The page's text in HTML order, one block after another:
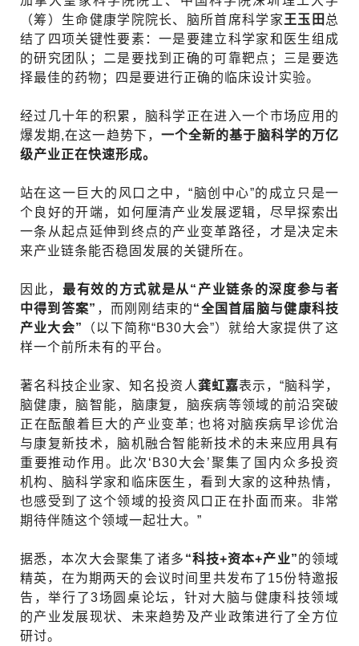
（筹）生命健康学院院长、脑所首席科学家 王玉田 总
结了四项关键性要素：一是要建立科学家和医生组成
的研究团队；二是要找到正确的可靠靶点；三是要选
择最佳的药物；四是要进行正确的临床设计实验。
经过几十年的积累，脑科学正在进入一个市场应用的
爆发期,在这一趋势下， 一个全新的基于脑科学的万亿
级产业正在快速形成。
站在这一巨大的风口之中，“脑创中心”的成立只是一
个良好的开端，如何厘清产业发展逻辑，尽早探索出
一条从起点延伸到终点的产业变革路径，才是决定未
来产业链条能否稳固发展的关键所在。
因此，最有效的方式就是从“产业链条的深度参与者
中得到答案” ，而刚刚结束的“全国首届脑与健康科技
产业大会”
（以下简称“B30大会”）就给大家提供了这
样一个前所未有的平台。
著名科技企业家、知名投资人龚虹嘉表示，“脑科学，
脑健康，脑智能，脑康复，脑疾病等领域的前沿突破
正在酝酿着巨大的产业变革; 也将对脑疾病早诊优治
与康复新技术，脑机融合智能新技术的未来应用具有
重要推动作用。此次‘B30大会’聚集了国内众多投资
机构、脑科学家和临床医生，看到大家的这种热情，
也感受到了这个领域的投资风口正在扑面而来。非常
期待伴随这个领域一起壮大。”
据悉，本次大会聚集了诸多 “科技+资本+产业”的领域
精英，在为期两天的会议时间里共发布了15份特邀报
告，举行了3场圆桌论坛，针对大脑与健康科技领域
的产业发展现状、未来趋势及产业政策进行了全方位
研讨。